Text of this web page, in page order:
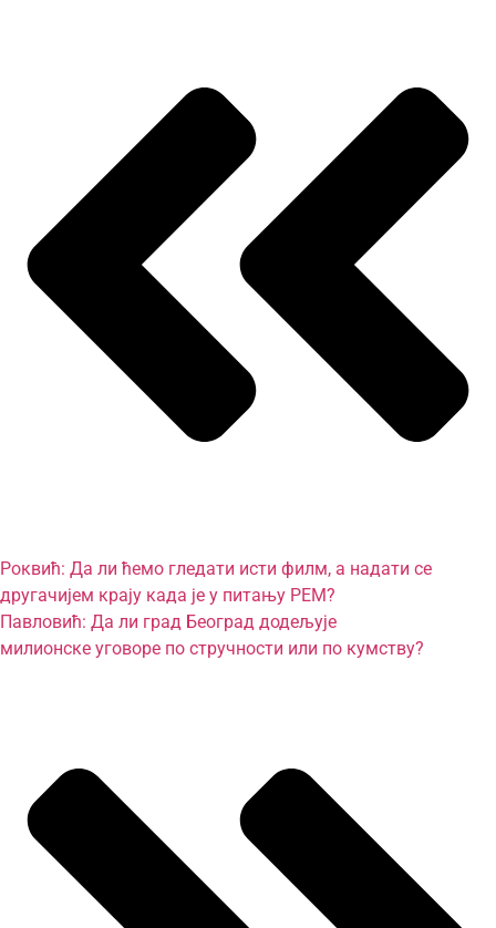
Роквић: Да ли ћемо гледати исти филм, а надати се
другачијем крају када је у питању РЕМ?
Павловић: Да ли град Београд додељује
милионске уговоре по стручности или по кумству?